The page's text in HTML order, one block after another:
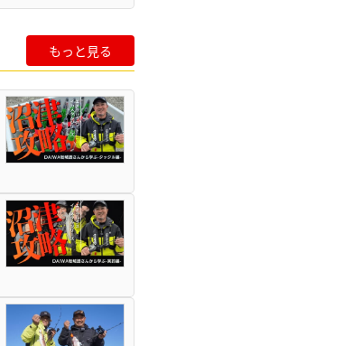
もっと見る